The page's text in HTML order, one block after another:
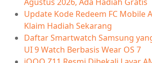
Agustus 2026, Ada Hadiah Gratis
Update Kode Redeem FC Mobile
Klaim Hadiah Sekarang
Daftar Smartwatch Samsung
UI 9 Watch Berbasis Wear OS 7